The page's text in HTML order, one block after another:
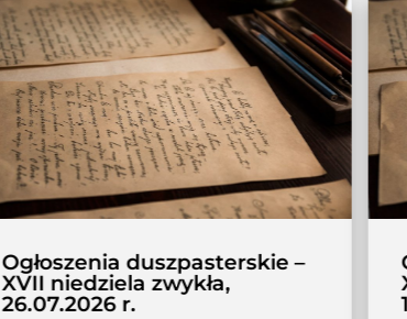
Ogłoszenia duszpasterskie –
XVII niedziela zwykła,
26.07.2026 r.